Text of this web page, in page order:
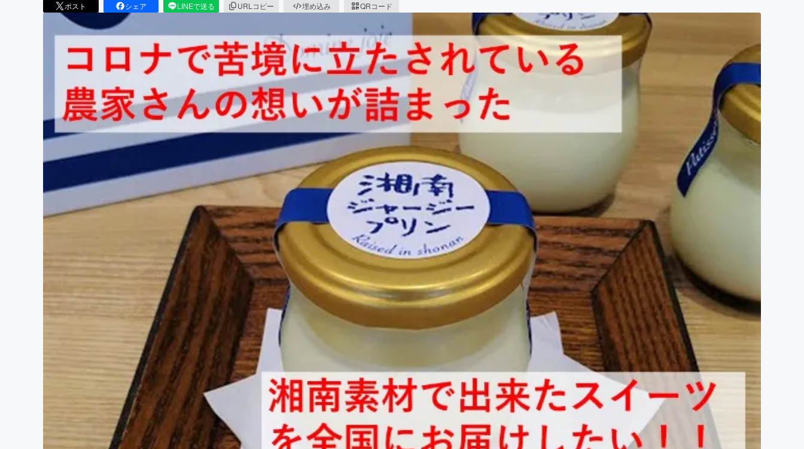
ポスト シェア LINEで送る URLコピー 埋め込み QRコード